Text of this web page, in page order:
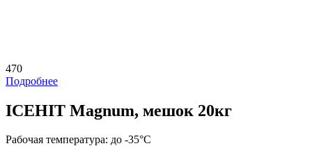
470
Подробнее
ICEHIT Magnum, мешок 20кг
Рабочая температура: до -35°С